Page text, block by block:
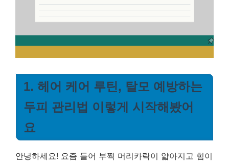
1. 헤어 케어 루틴, 탈모 예방하는
두피 관리법 이렇게 시작해봤어
요
안녕하세요! 요즘 들어 부쩍 머리카락이 얇아지고 힘이